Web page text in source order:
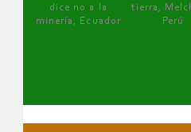
dice no a la
minería, Ecuador
tierra,
Perú